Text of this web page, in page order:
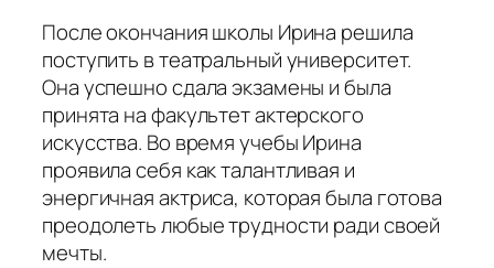
После окончания школы Ирина решила
поступить в театральный университет.
Она успешно сдала экзамены и была
принята на факультет актерского
искусства. Во время учебы Ирина
проявила себя как талантливая и
энергичная актриса, которая была готова
преодолеть любые трудности ради своей
мечты.